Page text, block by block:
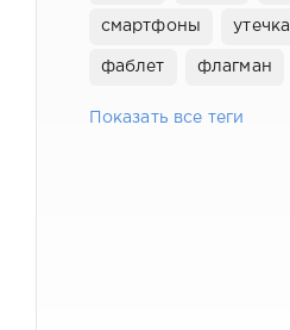
смартфоны утечка
фаблет флагман
Показать все теги